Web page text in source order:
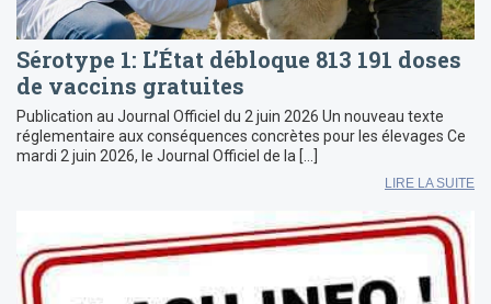
Sérotype 1: L’État débloque 813 191 doses
de vaccins gratuites
Publication au Journal Officiel du 2 juin 2026 Un nouveau texte
réglementaire aux conséquences concrètes pour les élevages Ce
mardi 2 juin 2026, le Journal Officiel de la […]
LIRE LA SUITE